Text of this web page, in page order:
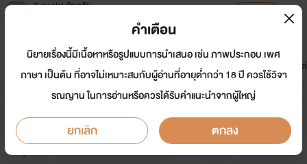
Tunwalai ธัญวลัย
หน้าแรก นิยาย อีบุ๊ก การ์ตูน
มาใหม่
ดรีมแชท ธัญลิสต์
รับจ้างตั้งครรภ์ [Mpreg]
นักเขียน: สวีทการ์เดนท์
Y
คำเตือน
นิยายเรื่องนี้มีเนื้อหาหรือรูปแบบการนำเสนอ เช่น ภาพประกอบ เพศ
ภาษา เป็นต้น ที่อาจไม่เหมาะสมกับผู้อ่านที่อายุต่ำกว่า 18 ปี ควรใช้วิจา
รณญาน ในการอ่านหรือควรได้รับคำแนะนำจากผู้ใหญ่
ยกเลิก ตกลง